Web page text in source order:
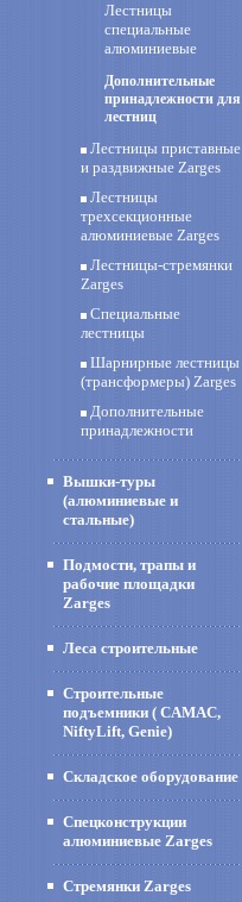
Лестницы
специальные
алюминиевые
Дополнительные
принадлежности для
лестниц
Лестницы приставные
и раздвижные Zarges
Лестницы
трехсекционные
алюминиевые Zarges
Лестницы-стремянки
Zarges
Специальные
лестницы
Шарнирные лестницы
(трансформеры) Zarges
Дополнительные
принадлежности
Вышки-туры
(алюминиевые и
стальные)
Подмости, трапы и
рабочие площадки
Zarges
Леса строительные
Строительные
подъемники ( CAMAC,
NiftyLift, Genie)
Складское оборудование
Спецконструкции
алюминиевые Zarges
Стремянки Zarges